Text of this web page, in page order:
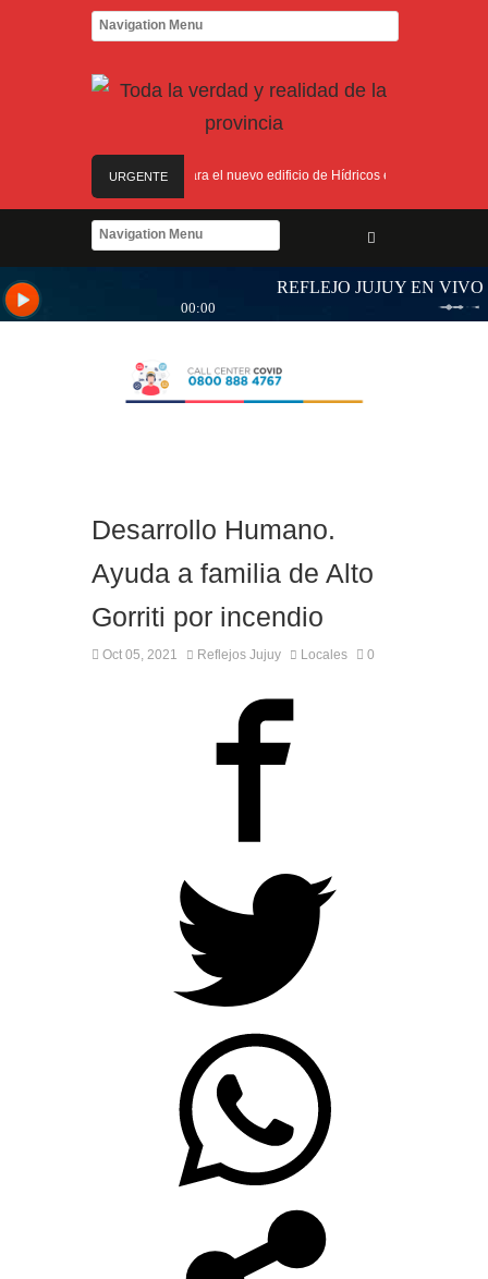
URGENTE
Las obras para el nuevo edificio de Hídricos están en plena
de Salud para personas con discapacidad
Desarrollo Humano.
Ayuda a familia de Alto
Gorriti por incendio
Oct 05, 2021 Reflejos Jujuy Locales 0